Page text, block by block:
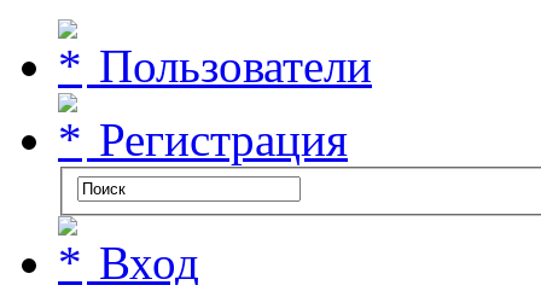
Пользователи
Регистрация
Вход